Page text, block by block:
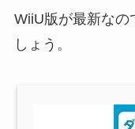
WiiU版が最新なの
しょう。